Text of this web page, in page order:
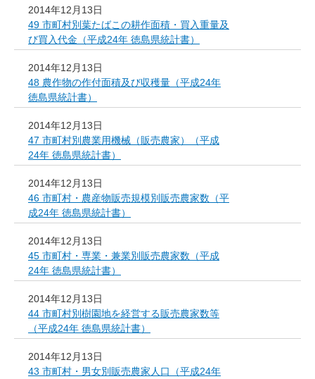
2014年12月13日
49 市町村別葉たばこの耕作面積・買入重量及
び買入代金（平成24年 徳島県統計書）
2014年12月13日
48 農作物の作付面積及び収穫量（平成24年
徳島県統計書）
2014年12月13日
47 市町村別農業用機械（販売農家）（平成
24年 徳島県統計書）
2014年12月13日
46 市町村・農産物販売規模別販売農家数（平
成24年 徳島県統計書）
2014年12月13日
45 市町村・専業・兼業別販売農家数（平成
24年 徳島県統計書）
2014年12月13日
44 市町村別樹園地を経営する販売農家数等
（平成24年 徳島県統計書）
2014年12月13日
43 市町村・男女別販売農家人口（平成24年